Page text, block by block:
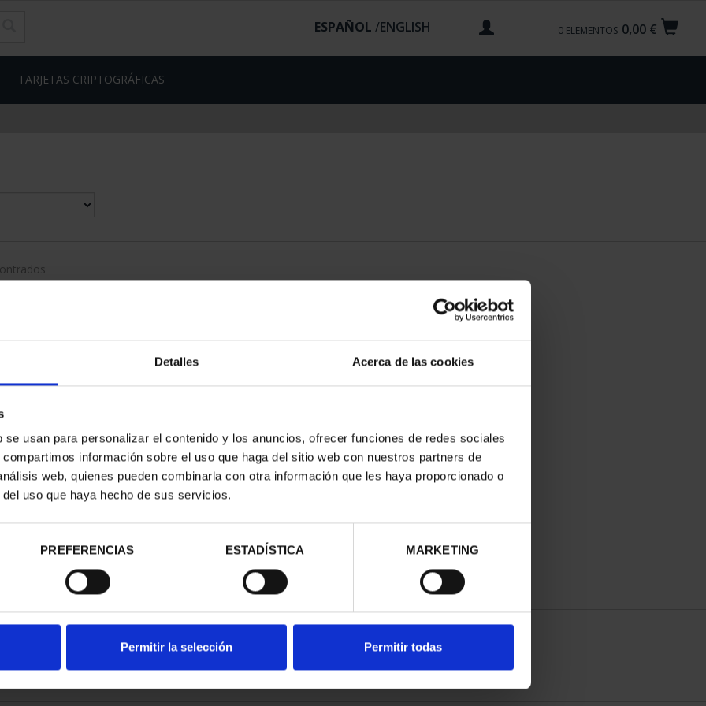
Detalles Acerca de las cookies
usan para personalizar el contenido y los anuncios, ofrecer funciones de redes sociales
información sobre el uso que haga del sitio web con nuestros partners de
web, quienes pueden combinarla con otra información que les haya proporcionado o
uso que haya hecho de sus servicios.
PREFERENCIAS ESTADÍSTICA MARKETING
Permitir la selección Permitir todas
0,00 €
0 ELEMENTOS
ESPAÑOL /
TARJETAS CRIPTOGRÁFICAS
PROVINCIA